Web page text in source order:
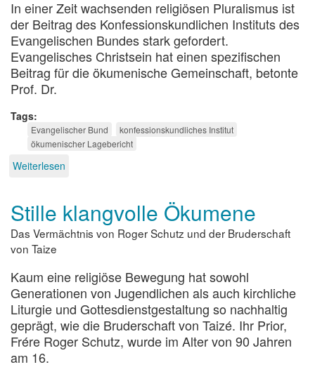
In einer Zeit wachsenden religiösen Pluralismus ist
der Beitrag des Konfessionskundlichen Instituts des
Evangelischen Bundes stark gefordert.
Evangelisches Christsein hat einen spezifischen
Beitrag für die ökumenische Gemeinschaft, betonte
Prof. Dr.
Tags
Evangelischer Bund
konfessionskundliches Institut
ökumenischer Lagebericht
Weiterlesen
einer
globalisierten
Welt
Stille klangvolle Ökumene
Das Vermächtnis von Roger Schutz und der Bruderschaft
von Taize
Kaum eine religiöse Bewegung hat sowohl
Generationen von Jugendlichen als auch kirchliche
Liturgie und Gottesdienstgestaltung so nachhaltig
geprägt, wie die Bruderschaft von Taizé. Ihr Prior,
Frére Roger Schutz, wurde im Alter von 90 Jahren
am 16.